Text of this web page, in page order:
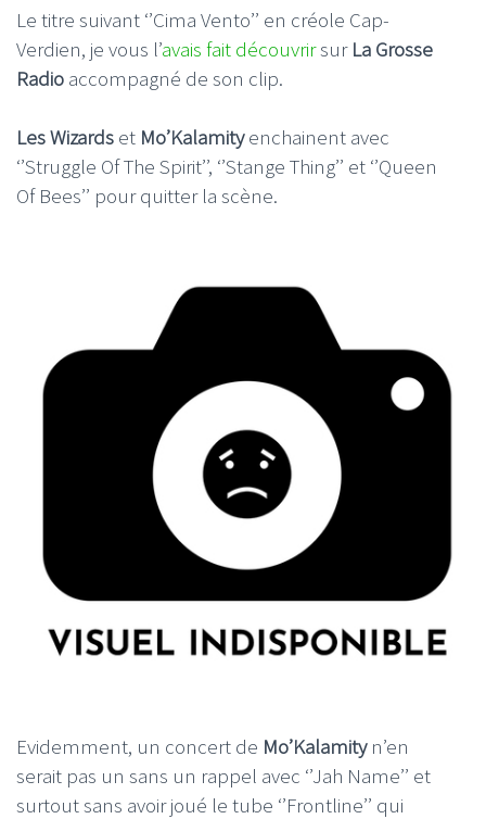
Le titre suivant ‘’Cima Vento’’ en créole Cap-
Verdien, je vous l’avais fait découvrirsur La Grosse
Radio accompagné de son clip.
Les Wizards et Mo’Kalamityenchainent avec
‘’Struggle Of The Spirit’’, ‘’Stange Thing’’ et ‘’Queen
Of Bees’’ pour quitter la scène.
Evidemment, un concert de Mo’Kalamityn’en
serait pas un sans un rappel avec ‘’Jah Name’’ et
surtout sans avoir joué le tube ‘’Frontline’’ qui